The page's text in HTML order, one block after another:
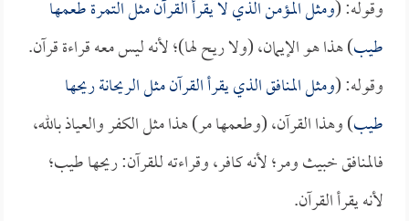
وقوله: (ومثل المؤمن الذي لا يقرأ القرآن مثل التمرة طعمها
طيب) هذا هو الإيمان، (ولا ريح لها)؛ لأنه ليس معه قراءة قرآن.
وقوله: (ومثل المنافق الذي يقرأ القرآن مثل الريحانة ريحها
طيب) وهذا القرآن، (وطعمها مر) هذا مثل الكفر والعياذ بالله،
فالمنافق خبيث ومر؛ لأنه كافر، وقراءته للقرآن: ريحها طيب؛
لأنه يقرأ القرآن.